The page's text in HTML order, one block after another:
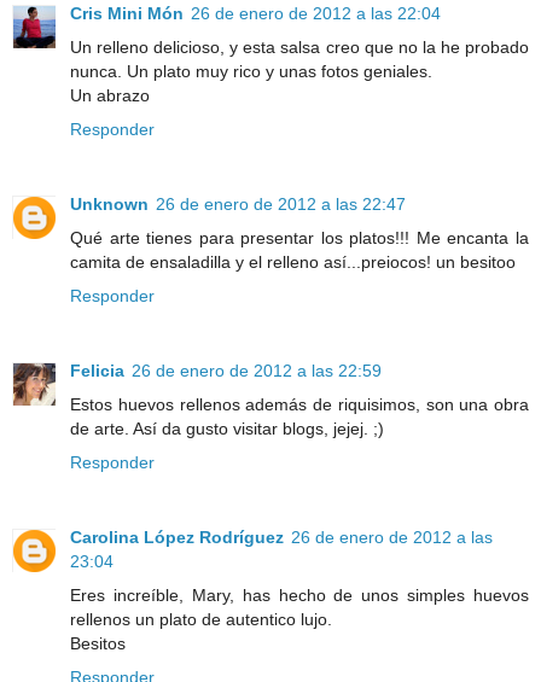
Cris Mini Món 26 de enero de 2012 a las 22:04
Un relleno delicioso, y esta salsa creo que no la he probado
nunca. Un plato muy rico y unas fotos geniales.
Un abrazo
Responder
Unknown 26 de enero de 2012 a las 22:47
Qué arte tienes para presentar los platos!!! Me encanta la
camita de ensaladilla y el relleno así...preiocos! un besitoo
Responder
Felicia 26 de enero de 2012 a las 22:59
Estos huevos rellenos además de riquisimos, son una obra
de arte. Así da gusto visitar blogs, jejej. ;)
Responder
Carolina López Rodríguez 26 de enero de 2012 a las
23:04
Eres increíble, Mary, has hecho de unos simples huevos
rellenos un plato de autentico lujo.
Besitos
Responder